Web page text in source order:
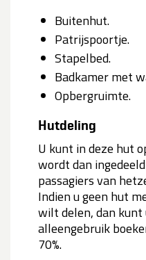
Buitenhut.
Patrijspoortje.
Stapelbed.
Badkamer met
Opbergruimte.
Hutdeling
U kunt in deze hut
wordt dan
passagiers van
Indien u geen hut
wilt delen, dan kunt
alleengebruik
70%.